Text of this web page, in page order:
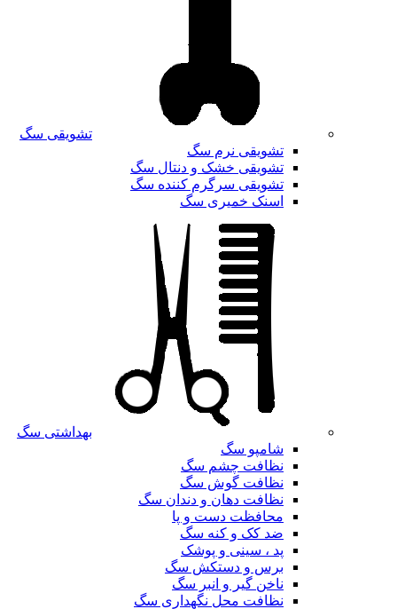
تشویقی سگ
تشویقی نرم سگ
تشویقی خشک و دنتال سگ
تشویقی سرگرم کننده سگ
اسنک خمیری سگ
بهداشتی سگ
شامپو سگ
نظافت چشم سگ
نظافت گوش سگ
نظافت دهان و دندان سگ
محافظت دست و پا
ضد کک و کنه سگ
پد ، سینی و پوشک
برس و دستکش سگ
ناخن گیر و انبر سگ
نظافت محل نگهداری سگ